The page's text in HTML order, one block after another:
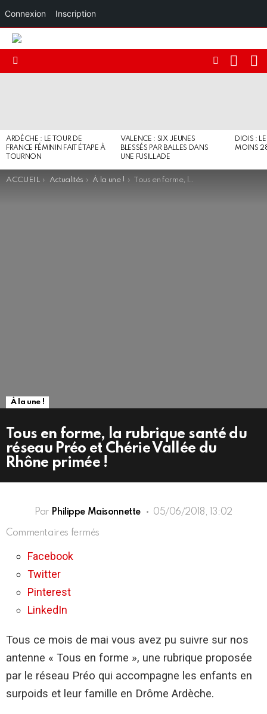
FOLLOW
ARDÈCHE : LE TOUR DE
FRANCE FÉMININ FAIT ÉTAPE À
TOURNON
VALENCE : SIX JEUNES
BLESSÉS PAR BALLES DANS
UNE FUSILLADE
DIOIS :
MOINS
You are here:
ACCUEIL Actualités À la une ! Tous en forme, la rubrique santé du réseau Préo et Chérie Vallée du Rhône primée !
À la une !
Tous en forme, la rubrique santé du
réseau Préo et Chérie Vallée du
Rhône primée !
Par Philippe Maisonnette 05/06/2018, 13:02
Commentaires fermés
et
Chérie
Vallée
du
Rhône
primée
Facebook
Twitter
Pinterest
LinkedIn
Tous ce mois de mai vous avez pu suivre sur nos
antenne « Tous en forme », une rubrique proposée
par le réseau Préo qui accompagne les enfants en
surpoids et leur famille en Drôme Ardèche.
Connexion Inscription